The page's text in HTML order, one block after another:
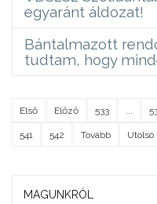
egyaránt áldozat!
Bántalmazott
tudtam, hogy
Első Előző 533 ...
541 542 Tovább Utolsó
MAGUNKRÓL